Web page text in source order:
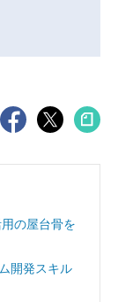
の屋台骨を
開発スキル